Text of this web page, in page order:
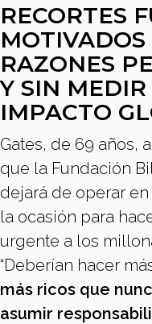
RECORTES
MOTIVADOS
RAZONES
Y SIN MEDIR
IMPACTO
Gates, de 69 años,
que la Fundación
dejará de operar
la ocasión para
urgente a los
“Deberían hacer
más ricos que
asumir